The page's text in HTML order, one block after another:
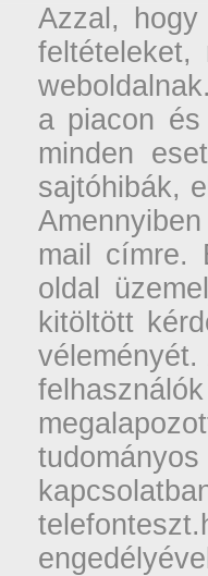
Azzal,
a piacon
minden
sajtóhibák,
mail címre.
oldal
kitöltött